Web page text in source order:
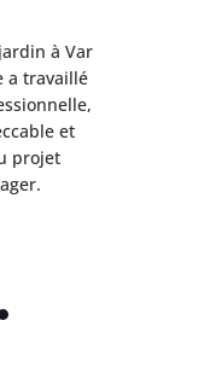
à Var
a travaillé
et
projet